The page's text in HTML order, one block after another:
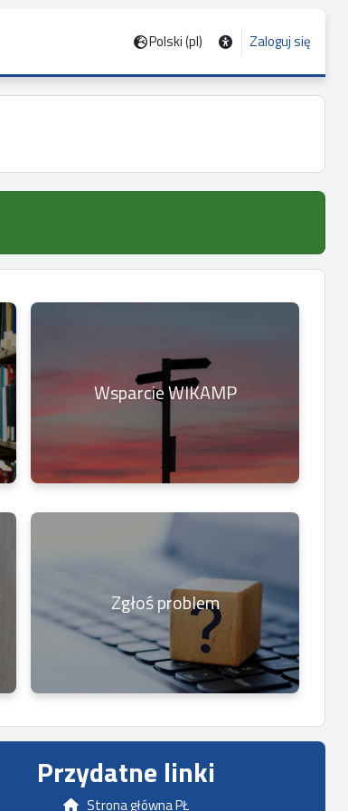
Polski ‎(pl)‎ Zaloguj się
Wsparcie WIKAMP
Zgłoś problem
Przydatne linki
Strona główna PŁ